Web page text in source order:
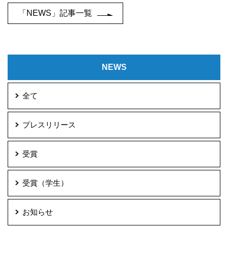
「NEWS」記事一覧
NEWS
全て
プレスリリース
受賞
受賞（学生）
お知らせ